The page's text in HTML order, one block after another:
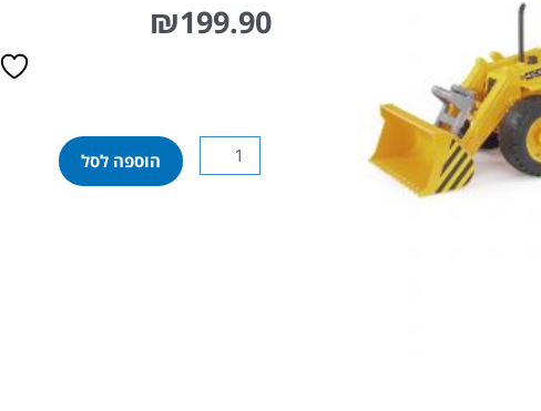
₪199.90
כמות
של
הוספה לסל